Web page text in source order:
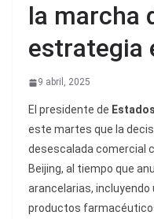
la marcha
estrategia
9 abril, 2025
El presidente de
este martes que la
desescalada comercial
Beijing, al tiempo que
arancelarias,
productos